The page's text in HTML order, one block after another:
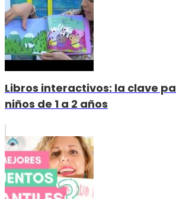
Libros interactivos: la clave
niños de 1 a 2 años